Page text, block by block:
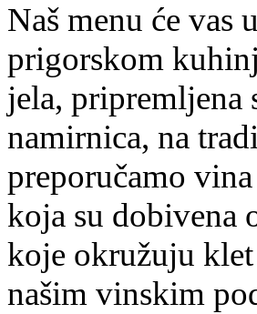
Naš menu će vas
prigorskom
jela, pripremljena
namirnica, na
preporučamo
koja su dobivena
koje okružuju
našim vinskim